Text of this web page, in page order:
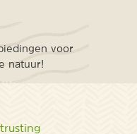
voor
natuur!